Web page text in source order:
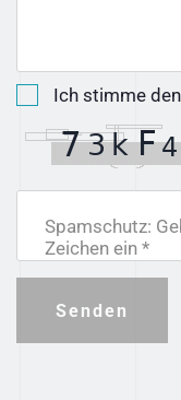
Ich stimme den
Spamschutz:
Zeichen ein *
Senden